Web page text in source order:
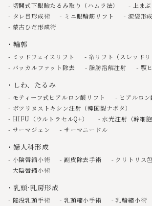
切開式下眼瞼たるみ取り（ハムラ法）
上ま
タレ目形成術
ミニ眼輪筋リフト
涙袋形
蒙古ひだ形成術
輪郭
ミッドフェイスリフト
糸リフト（スレッドリ
バッカルファット除去
脂肪溶解注射 顎
しわ、たるみ
モティーフ式ヒアルロン酸リフト
ヒアルロ
ボツリヌストキシン注射（韓国製ナボタ）
HIFU（ウルトラセルQ+）
水光注射（幹細胞
サーマジェン
サーマニードル
婦人科形成
小陰唇縮小術 副皮除去手術
クリトリス
大陰唇縮小術
乳頭·乳房形成
陥没乳頭手術 乳頭縮小手術
乳輪縮小術